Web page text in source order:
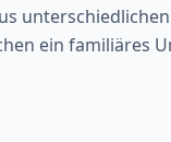
ein familiäres